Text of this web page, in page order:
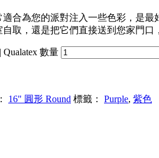
合為您的派對注入一些色彩，是最
取，還是把它們直接送到您家門
Qualatex 數量
16" 圓形 Round 標籤： Purple, 紫色